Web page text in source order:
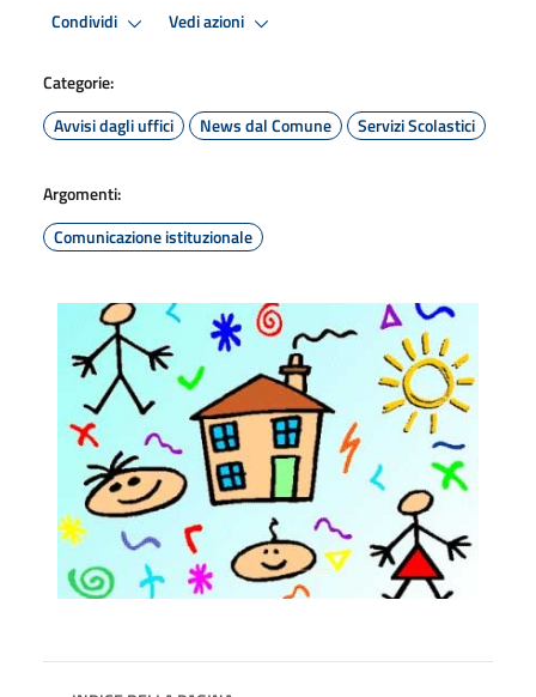
Condividi Vedi azioni
Categorie:
Avvisi dagli uffici
News dal Comune Servizi Scolastici
Argomenti:
Comunicazione istituzionale